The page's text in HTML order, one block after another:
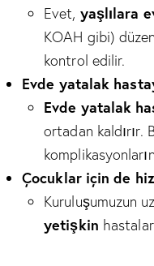
Evet, yaşlılara
KOAH gibi)
kontrol edilir.
Evde yatalak
Evde yatalak
ortadan kaldırır.
Çocuklar için de
Kuruluşumuzun
yetişkin